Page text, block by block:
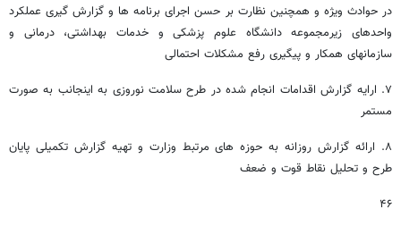
در حوادث ویژه و همچنین نظارت بر حسن اجرای برنامه ها و گزارش گیری عملکرد
واحدهای زیرمجموعه دانشگاه علوم پزشکی و خدمات بهداشتی، درمانی و
سازمانهای همکار و پیگیری رفع مشکلات احتمالی
۷. ارایه گزارش اقدامات انجام شده در طرح سلامت نوروزی به اینجانب به صورت
مستمر
۸. ارائه گزارش روزانه به حوزه های مرتبط وزارت و تهیه گزارش تکمیلی پایان
طرح و تحلیل نقاط قوت و ضعف
۴۶